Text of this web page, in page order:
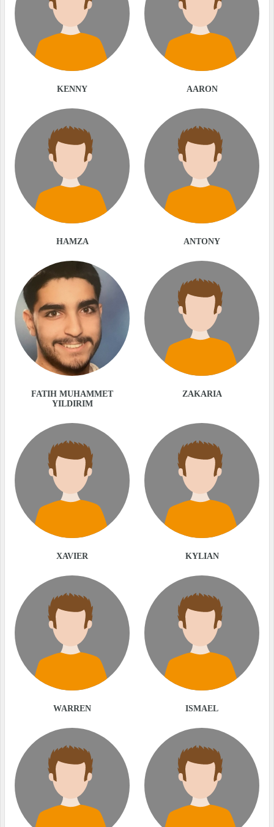
KENNY AARON
HAMZA ANTONY
FATIH MUHAMMET
YILDIRIM
ZAKARIA
XAVIER KYLIAN
WARREN ISMAEL